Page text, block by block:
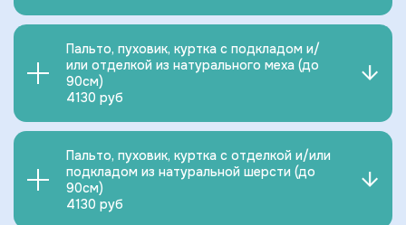
Пальто, пуховик, куртка с подкладом и/
или отделкой из натурального меха (до
90см)
4130 руб
Пальто, пуховик, куртка с отделкой и/или
подкладом из натуральной шерсти (до
90см)
4130 руб